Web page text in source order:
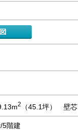
2 （45.1坪） 壁芯
5階建